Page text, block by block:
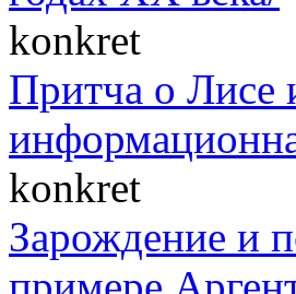
konkret
Притча о Лисе
konkret
Зарождение и